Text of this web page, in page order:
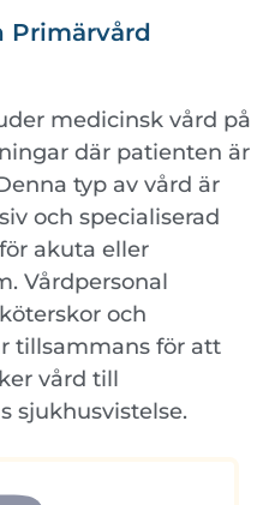
Primärvård
medicinsk vård på
där patienten är
typ av vård är
och specialiserad
akuta eller
Vårdpersonal
och
tillsammans för att
vård till
sjukhusvistelse.